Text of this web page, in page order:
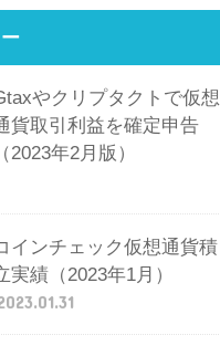
やクリプタクトで仮想
貨取引利益を確定申告
（2023年2月版）
インチェック仮想通貨積
実績（2023年1月）